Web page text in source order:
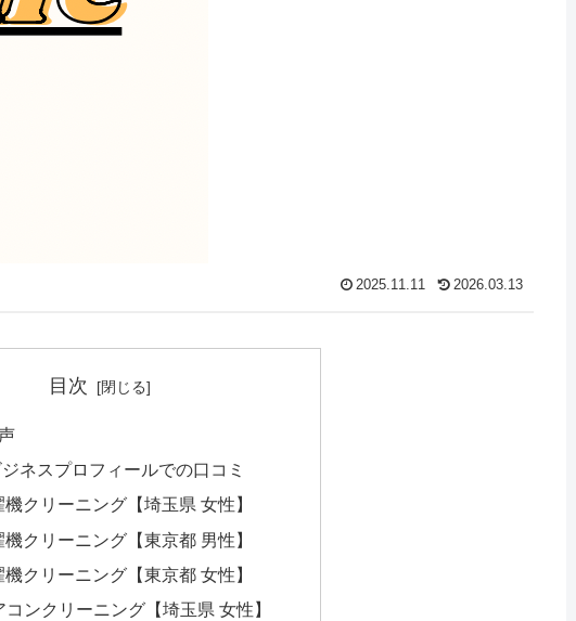
2025.11.11 2026.03.13
目次
ネスプロフィールでの口コミ
機クリーニング【埼玉県 女性】
機クリーニング【東京都 男性】
機クリーニング【東京都 女性】
ンクリーニング【埼玉県 女性】